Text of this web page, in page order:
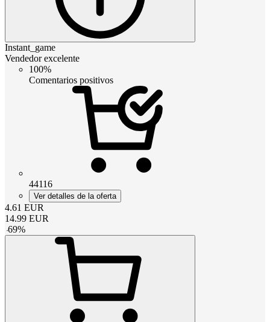
Instant_game
Vendedor excelente
100%
Comentarios positivos
44116
Ver detalles de la oferta
4.61 EUR
14.99 EUR
-69%